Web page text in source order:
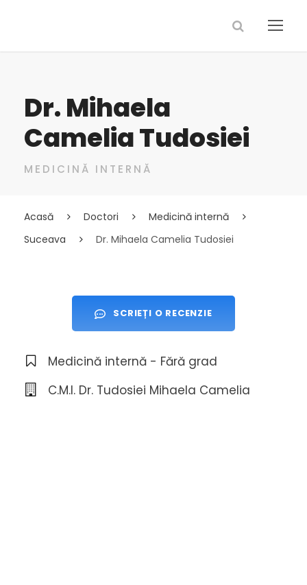
Dr. Mihaela
Camelia Tudosiei
MEDICINĂ INTERNĂ
Acasă Doctori
Medicină internă
Suceava
Dr. Mihaela Camelia Tudosiei
SCRIEȚI O RECENZIE
Medicină internă - Fără grad
C.M.I. Dr. Tudosiei Mihaela Camelia